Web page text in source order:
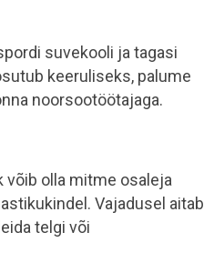
suvekooli ja tagasi
keeruliseks, palume
noorsootöötajaga.
võib olla mitme osaleja
Vajadusel aitab
telgi või